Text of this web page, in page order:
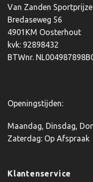
kan
gekozen
worden
op
Van Zanden
Bredaseweg 56
4901KM Oosterhout
kvk: 92898432
BTWnr.
Openingstijden:
Maandag, Dinsdag,
Zaterdag: Op Afspraak
Klantenservice